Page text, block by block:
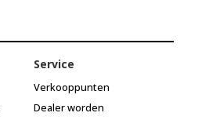
Service
Verkooppunten
Dealer worden